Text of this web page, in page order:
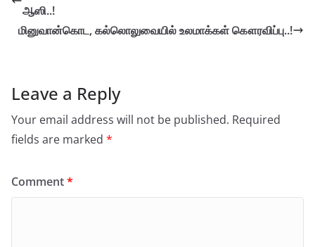
ஆஸி..!
மினுவான்கொட, கல்லொலுவையில் உலமாக்கள் கௌரவிப்பு..!
Leave a Reply
Your email address will not be published. Required
fields are marked *
Comment*